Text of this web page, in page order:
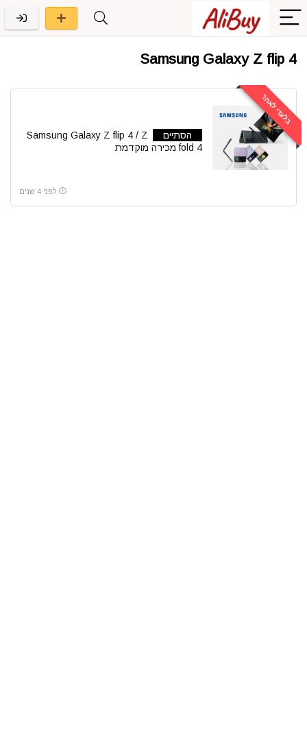
Samsung Galaxy Z flip 4
בלעדי לאתר
הסתיים
Samsung Galaxy Z flip 4 / Z
fold 4 מכירה מוקדמת
לפני 4 שנים